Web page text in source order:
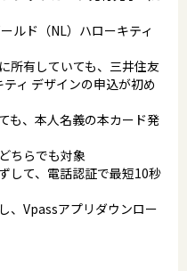
ルド（NL）ハローキティ
所有していても、三井住友
ィ デザインの申込が初め
も、本人名義の本カード発
ちらでも対象
して、電話認証で最短10秒
、Vpassアプリダウンロー